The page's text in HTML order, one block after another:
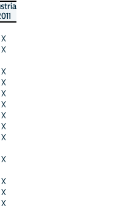
X
X
X
X
X
X
X
X
X
X
X
X
X